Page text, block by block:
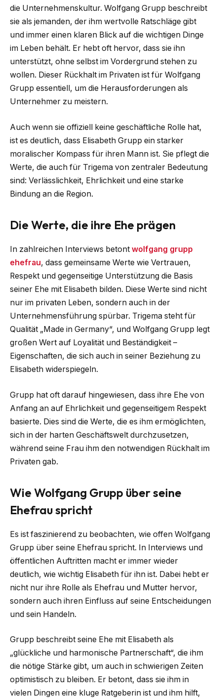
die Unternehmenskultur. Wolfgang Grupp beschreibt
sie als jemanden, der ihm wertvolle Ratschläge gibt
und immer einen klaren Blick auf die wichtigen Dinge
im Leben behält. Er hebt oft hervor, dass sie ihn
unterstützt, ohne selbst im Vordergrund stehen zu
wollen. Dieser Rückhalt im Privaten ist für Wolfgang
Grupp essentiell, um die Herausforderungen als
Unternehmer zu meistern.
Auch wenn sie offiziell keine geschäftliche Rolle hat,
ist es deutlich, dass Elisabeth Grupp ein starker
moralischer Kompass für ihren Mann ist. Sie pflegt die
Werte, die auch für Trigema von zentraler Bedeutung
sind: Verlässlichkeit, Ehrlichkeit und eine starke
Bindung an die Region.
Die Werte, die ihre Ehe prägen
In zahlreichen Interviews betont wolfgang grupp
ehefrau, dass gemeinsame Werte wie Vertrauen,
Respekt und gegenseitige Unterstützung die Basis
seiner Ehe mit Elisabeth bilden. Diese Werte sind nicht
nur im privaten Leben, sondern auch in der
Unternehmensführung spürbar. Trigema steht für
Qualität „Made in Germany“, und Wolfgang Grupp legt
großen Wert auf Loyalität und Beständigkeit –
Eigenschaften, die sich auch in seiner Beziehung zu
Elisabeth widerspiegeln.
Grupp hat oft darauf hingewiesen, dass ihre Ehe von
Anfang an auf Ehrlichkeit und gegenseitigem Respekt
basierte. Dies sind die Werte, die es ihm ermöglichten,
sich in der harten Geschäftswelt durchzusetzen,
während seine Frau ihm den notwendigen Rückhalt im
Privaten gab.
Wie Wolfgang Grupp über seine
Ehefrau spricht
Es ist faszinierend zu beobachten, wie offen Wolfgang
Grupp über seine Ehefrau spricht. In Interviews und
öffentlichen Auftritten macht er immer wieder
deutlich, wie wichtig Elisabeth für ihn ist. Dabei hebt er
nicht nur ihre Rolle als Ehefrau und Mutter hervor,
sondern auch ihren Einfluss auf seine Entscheidungen
und sein Handeln.
Grupp beschreibt seine Ehe mit Elisabeth als
„glückliche und harmonische Partnerschaft“, die ihm
die nötige Stärke gibt, um auch in schwierigen Zeiten
optimistisch zu bleiben. Er betont, dass sie ihm in
vielen Dingen eine kluge Ratgeberin ist und ihm hilft,